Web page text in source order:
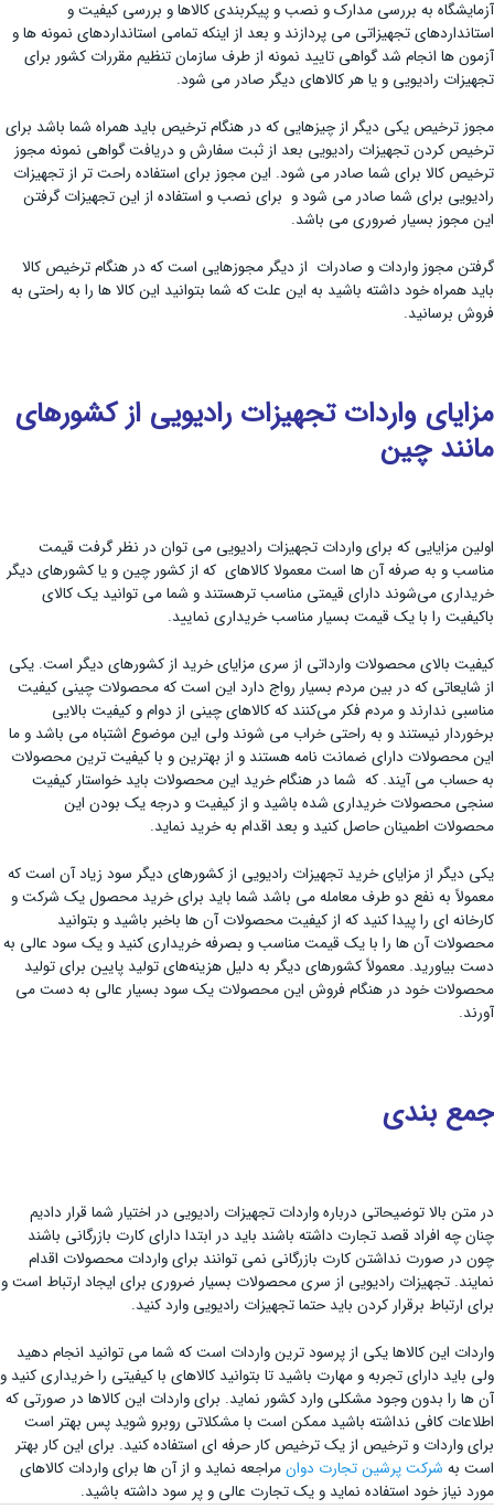
آزمایشگاه به بررسی مدارک و نصب و پیکربندی کالاها و بررسی کیفیت و
استانداردهای تجهیزاتی می پردازند و بعد از اینکه تمامی استانداردهای نمونه ها و
آزمون ها انجام شد گواهی تایید نمونه از طرف سازمان تنظیم مقررات کشور برای
تجهیزات رادیویی و یا هر کالاهای دیگر صادر می شود.
مجوز ترخیص یکی دیگر از چیزهایی که در هنگام ترخیص باید همراه شما باشد برای
ترخیص کردن تجهیزات رادیویی بعد از ثبت سفارش و دریافت گواهی نمونه مجوز
ترخیص کالا برای شما صادر می شود. این مجوز برای استفاده راحت تر از تجهیزات
رادیویی برای شما صادر می شود و برای نصب و استفاده از این تجهیزات گرفتن
این مجوز بسیار ضروری می باشد.
گرفتن مجوز واردات و صادرات از دیگر مجوزهایی است که در هنگام ترخیص کالا
باید همراه خود داشته باشید به این علت که شما بتوانید این کالا ها را به راحتی به
فروش برسانید.
مزایای واردات تجهیزات رادیویی از کشورهای
مانند چین
اولین مزایایی که برای واردات تجهیزات رادیویی می توان در نظر گرفت قیمت
مناسب و به صرفه آن ها است معمولا کالاهای که از کشور چین و یا کشورهای دیگر
خریداری می‌شوند دارای قیمتی مناسب ترهستند و شما می توانید یک کالای
باکیفیت را با یک قیمت بسیار مناسب خریداری نمایید.
کیفیت بالای محصولات وارداتی از سری مزایای خرید از کشورهای دیگر است. یکی
از شایعاتی که در بین مردم بسیار رواج دارد این است که محصولات چینی کیفیت
مناسبی ندارند و مردم فکر می‌کنند که کالاهای چینی از دوام و کیفیت بالایی
برخوردار نیستند و به راحتی خراب می شوند ولی این موضوع اشتباه می باشد و ما
این محصولات دارای ضمانت نامه هستند و از بهترین و با کیفیت ترین محصولات
به حساب می آیند. که شما در هنگام خرید این محصولات باید خواستار کیفیت
سنجی محصولات خریداری شده باشید و از کیفیت و درجه یک بودن این
محصولات اطمینان حاصل کنید و بعد اقدام به خرید نماید.
یکی دیگر از مزایای خرید تجهیزات رادیویی از کشورهای دیگر سود زیاد آن است که
معمولاً به نفع دو طرف معامله می باشد شما باید برای خرید محصول یک شرکت و
کارخانه ای را پیدا کنید که از کیفیت محصولات آن ها باخبر باشید و بتوانید
محصولات آن ها را با یک قیمت مناسب و بصرفه خریداری کنید و یک سود عالی به
دست بیاورید. معمولاً کشورهای دیگر به دلیل هزینه‌های تولید پایین برای تولید
محصولات خود در هنگام فروش این محصولات یک سود بسیار عالی به دست می
آورند.
جمع بندی
در متن بالا توضیحاتی درباره واردات تجهیزات رادیویی در اختیار شما قرار دادیم
چنان چه افراد قصد تجارت داشته باشند باید در ابتدا دارای کارت بازرگانی باشند
چون در صورت نداشتن کارت بازرگانی نمی توانند برای واردات محصولات اقدام
نمایند. تجهیزات رادیویی از سری محصولات بسیار ضروری برای ایجاد ارتباط است و
برای ارتباط برقرار کردن باید حتما تجهیزات رادیویی وارد کنید.
واردات این کالاها یکی از پرسود ترین واردات است که شما می توانید انجام دهید
ولی باید دارای تجربه و مهارت باشید تا بتوانید کالاهای با کیفیتی را خریداری کنید و
آن ها را بدون وجود مشکلی وارد کشور نماید. برای واردات این کالاها در صورتی که
اطلاعات کافی نداشته باشید ممکن است با مشکلاتی روبرو شوید پس بهتر است
برای واردات و ترخیص از یک ترخیص کار حرفه ای استفاده کنید. برای این کار بهتر
است به شرکت پرشین تجارت دوانمراجعه نماید و از آن ها برای واردات کالاهای
مورد نیاز خود استفاده نماید و یک تجارت عالی و پر سود داشته باشید.